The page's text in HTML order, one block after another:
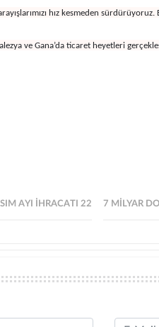
hız kesmeden sürdürüyoruz.
ve Gana’da ticaret heyetleri
AYI IHRACATI 22 7 MILYAR